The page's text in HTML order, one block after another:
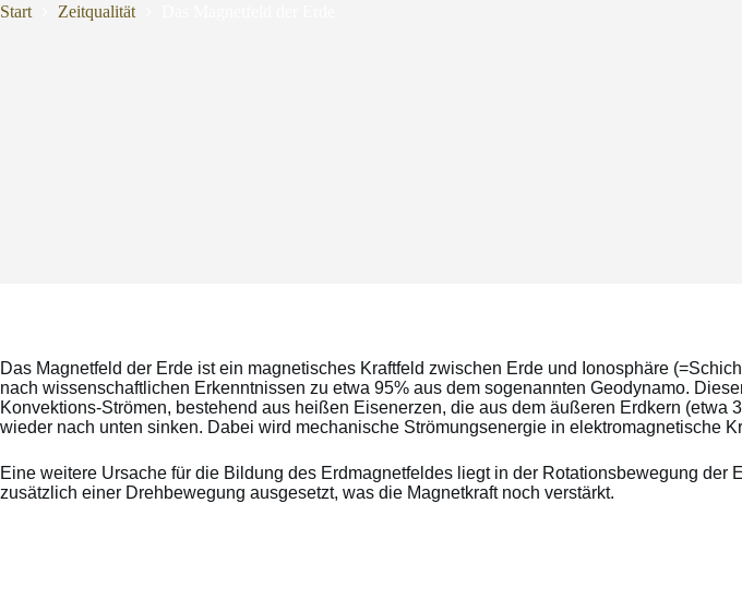
Start Zeitqualität
Das Magnetfeld der Erde ist ein magnetisches Kraftfeld zwischen Erde und Ionosphäre
nach wissenschaftlichen Erkenntnissen zu etwa 95% aus dem sogenannten Geodynamo.
Konvektions-Strömen, bestehend aus heißen Eisenerzen, die aus dem äußeren Erdkern
wieder nach unten sinken. Dabei wird mechanische Strömungsenergie in elektromagnetische
Eine weitere Ursache für die Bildung des Erdmagnetfeldes liegt in der Rotationsbewegung
zusätzlich einer Drehbewegung ausgesetzt, was die Magnetkraft noch verstärkt.